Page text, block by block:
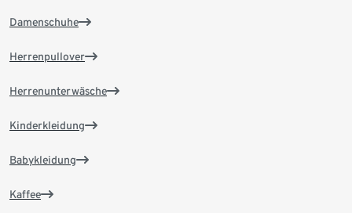
Damenschuhe
Herrenpullover
Herrenunterwäsche
Kinderkleidung
Babykleidung
Kaffee